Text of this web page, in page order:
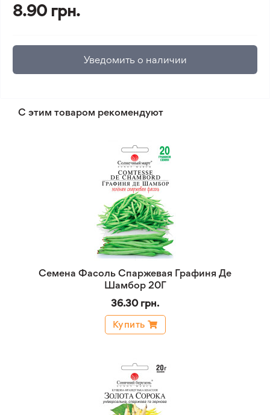
8.90 грн.
Уведомить о наличии
С этим товаром рекомендуют
Семена Фасоль Спаржевая Графиня Де
Шамбор 20Г
36.30 грн.
Купить